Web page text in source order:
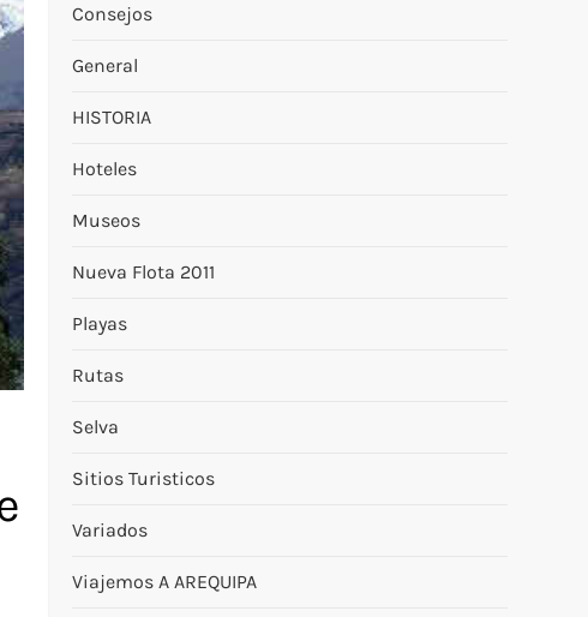
Consejos
General
HISTORIA
Hoteles
Museos
Nueva Flota 2011
Playas
Rutas
Selva
Sitios Turisticos
Variados
Viajemos A AREQUIPA